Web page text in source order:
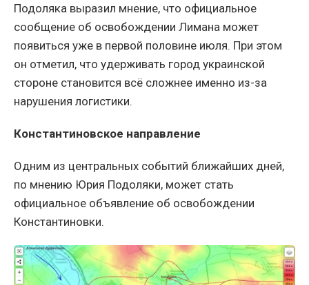
Подоляка выразил мнение, что официальное
сообщение об освобождении Лимана может
появиться уже в первой половине июля. При этом
он отметил, что удерживать город украинской
стороне становится всё сложнее именно из-за
нарушения логистики.
Константиновское направление
Одним из центральных событий ближайших дней,
по мнению Юрия Подоляки, может стать
официальное объявление об освобождении
Константиновки.